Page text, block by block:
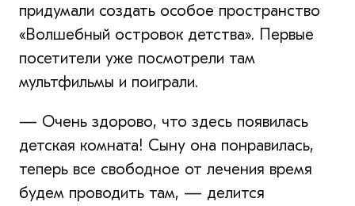
придумали создать особое пространство
«Волшебный островок детства». Первые
посетители уже посмотрели там
мультфильмы и поиграли.
— Очень здорово, что здесь появилась
детская комната! Сыну она понравилась,
теперь все свободное от лечения время
будем проводить там, — делится